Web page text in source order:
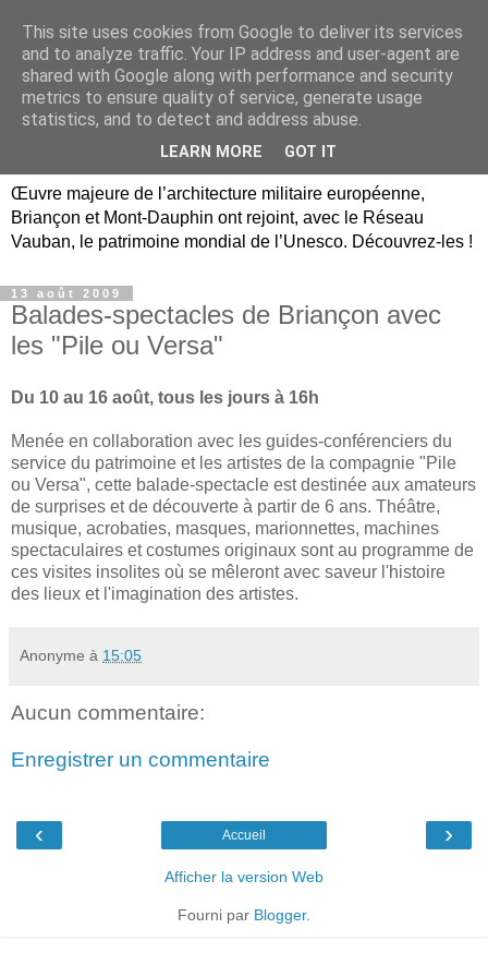
Briançon, Mont-Dauphin,
Vauban Unesco Hautes-
Œuvre majeure de l’architecture militaire européenne,
Briançon et Mont-Dauphin ont rejoint, avec le Réseau
Vauban, le patrimoine mondial de l’Unesco. Découvrez-les !
13 août 2009
Balades-spectacles de Briançon avec
les "Pile ou Versa"
Du 10 au 16 août, tous les jours à 16h
Menée en collaboration avec les guides-conférenciers du
service du patrimoine et les artistes de la compagnie "Pile
ou Versa", cette balade-spectacle est destinée aux amateurs
de surprises et de découverte à partir de 6 ans. Théâtre,
musique, acrobaties, masques, marionnettes, machines
spectaculaires et costumes originaux sont au programme de
ces visites insolites où se mêleront avec saveur l'histoire
des lieux et l'imagination des artistes.
Anonyme à 15:05
Aucun commentaire:
Enregistrer un commentaire
‹ ›
Accueil
Afficher la version Web
Fourni par Blogger.
This site uses cookies from Google to deliver its services
and to analyze traffic. Your IP address and user-agent are
shared with Google along with performance and security
metrics to ensure quality of service, generate usage
statistics, and to detect and address abuse.
LEARN MORE GOT IT